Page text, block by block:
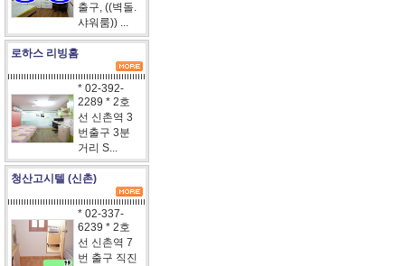
출구, ((벽돌.
샤워룸)) ...
로하스 리빙홈
* 02-392-
2289 * 2호
선 신촌역 3
번출구 3분
거리 S...
청산고시텔 (신촌)
* 02-337-
6239 * 2호
선 신촌역 7
번 출구 직진